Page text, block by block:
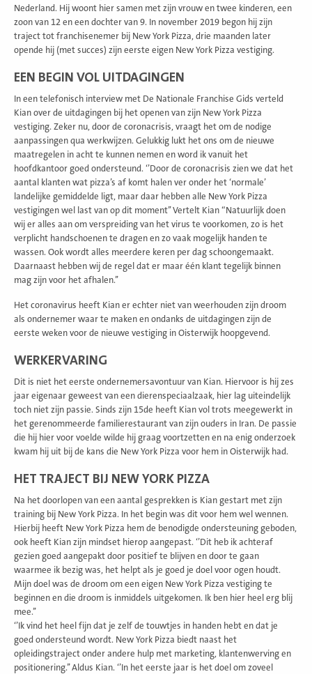
Nederland. Hij woont hier samen met zijn vrouw en twee kinderen, een
zoon van 12 en een dochter van 9. In november 2019 begon hij zijn
traject tot franchisenemer bij New York Pizza, drie maanden later
opende hij (met succes) zijn eerste eigen New York Pizza vestiging.
EEN BEGIN VOL UITDAGINGEN
In een telefonisch interview met De Nationale Franchise Gids verteld
Kian over de uitdagingen bij het openen van zijn New York Pizza
vestiging. Zeker nu, door de coronacrisis, vraagt het om de nodige
aanpassingen qua werkwijzen. Gelukkig lukt het ons om de nieuwe
maatregelen in acht te kunnen nemen en word ik vanuit het
hoofdkantoor goed ondersteund. ‘’Door de coronacrisis zien we dat het
aantal klanten wat pizza’s af komt halen ver onder het ‘normale’
landelijke gemiddelde ligt, maar daar hebben alle New York Pizza
vestigingen wel last van op dit moment’’ Vertelt Kian “Natuurlijk doen
wij er alles aan om verspreiding van het virus te voorkomen, zo is het
verplicht handschoenen te dragen en zo vaak mogelijk handen te
wassen. Ook wordt alles meerdere keren per dag schoongemaakt.
Daarnaast hebben wij de regel dat er maar één klant tegelijk binnen
mag zijn voor het afhalen.’’
Het coronavirus heeft Kian er echter niet van weerhouden zijn droom
als ondernemer waar te maken en ondanks de uitdagingen zijn de
eerste weken voor de nieuwe vestiging in Oisterwijk hoopgevend.
WERKERVARING
Dit is niet het eerste ondernemersavontuur van Kian. Hiervoor is hij zes
jaar eigenaar geweest van een dierenspeciaalzaak, hier lag uiteindelijk
toch niet zijn passie. Sinds zijn 15de heeft Kian vol trots meegewerkt in
het gerenommeerde familierestaurant van zijn ouders in Iran. De passie
die hij hier voor voelde wilde hij graag voortzetten en na enig onderzoek
kwam hij uit bij de kans die New York Pizza voor hem in Oisterwijk had.
HET TRAJECT BIJ NEW YORK PIZZA
Na het doorlopen van een aantal gesprekken is Kian gestart met zijn
training bij New York Pizza. In het begin was dit voor hem wel wennen.
Hierbij heeft New York Pizza hem de benodigde ondersteuning geboden,
ook heeft Kian zijn mindset hierop aangepast. ‘’Dit heb ik achteraf
gezien goed aangepakt door positief te blijven en door te gaan
waarmee ik bezig was, het helpt als je goed je doel voor ogen houdt.
Mijn doel was de droom om een eigen New York Pizza vestiging te
beginnen en die droom is inmiddels uitgekomen. Ik ben hier heel erg blij
mee.’’
‘’Ik vind het heel fijn dat je zelf de touwtjes in handen hebt en dat je
goed ondersteund wordt. New York Pizza biedt naast het
opleidingstraject onder andere hulp met marketing, klantenwerving en
positionering.’’ Aldus Kian. ‘’In het eerste jaar is het doel om zoveel